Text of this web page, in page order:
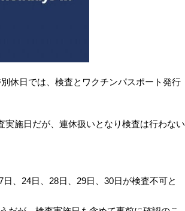
休日では、検査とワクチンパスポート発行
実施日だが、連休扱いとなり検査は行わない
、24日、28日、29日、30日が検査不可と